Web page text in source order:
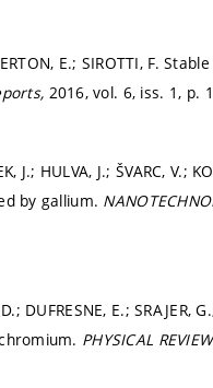
E.; SIROTTI, F.
2016, vol. 6, iss. 1, p.
J.; HULVA, J.; ŠVARC, V.;
by gallium.
DUFRESNE, E.; SRAJER,
PHYSICAL